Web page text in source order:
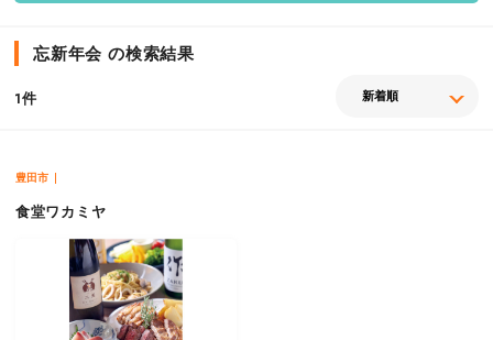
忘新年会 の検索結果
1件
豊田市
食堂ワカミヤ